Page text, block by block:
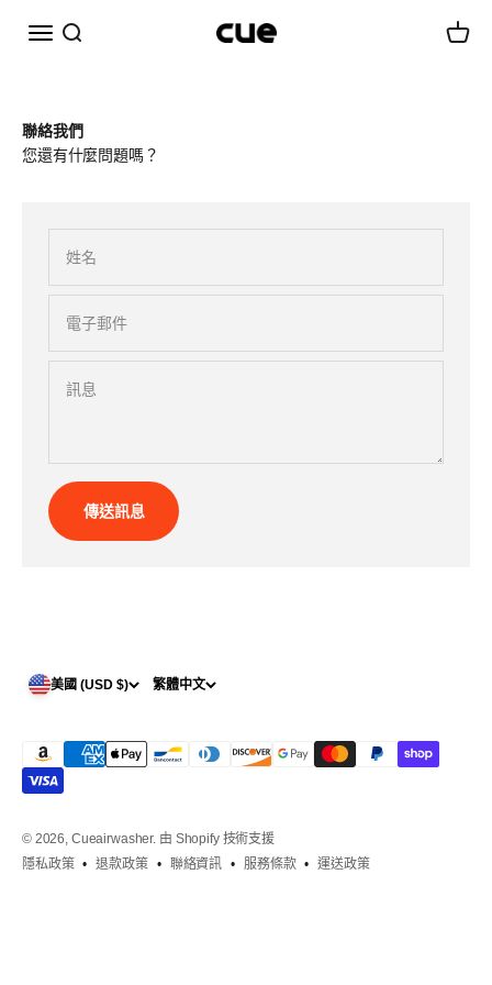
選單 搜尋 Cueairwasher 購物車
聯絡我們
您還有什麼問題嗎？
姓名
電子郵件
訊息
傳送訊息
美國 (USD $) 繁體中文
© 2026, Cueairwasher. 由 Shopify 技術支援
隱私政策
退款政策 聯絡資訊 服務條款 運送政策